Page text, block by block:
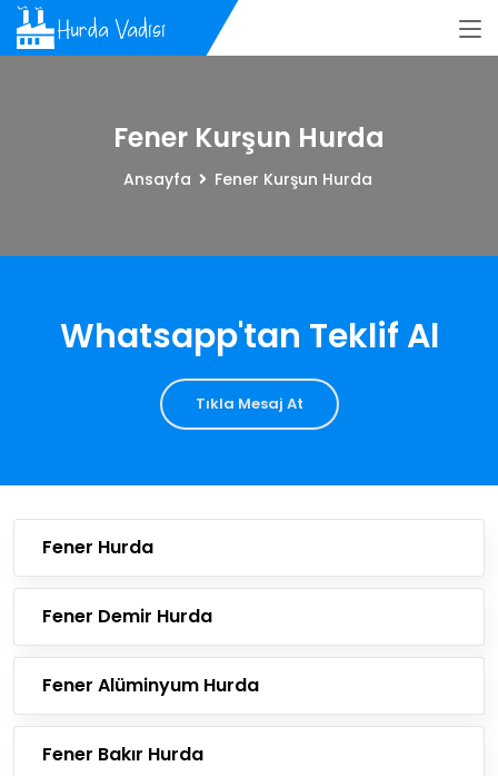
Fener Kurşun Hurda
Ansayfa Fener Kurşun Hurda
Whatsapp'tan Teklif Al
Tıkla Mesaj At
Fener Hurda
Fener Demir Hurda
Fener Alüminyum Hurda
Fener Bakır Hurda